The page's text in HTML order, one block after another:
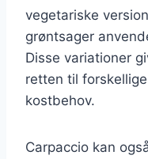
vegetariske
grøntsager
Disse variationer
retten til
kostbehov.
Carpaccio kan